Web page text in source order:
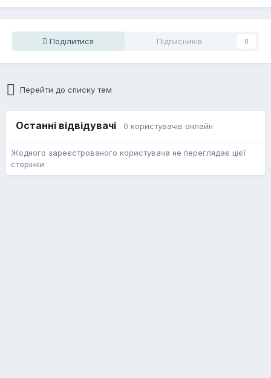
Поділитися Підписників 0
Перейти до списку тем
Останні відвідувачі 0 користувачів онлайн
Жодного зареєстрованого користувача не переглядає цієї
сторінки